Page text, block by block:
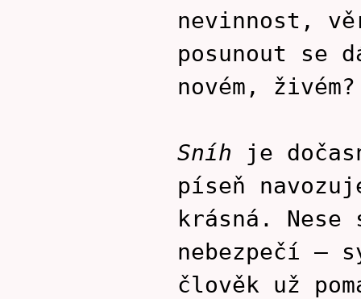
nevinnost,
posunout se
novém, živém?
Sníh je
píseň
krásná. Nese
nebezpečí –
člověk už